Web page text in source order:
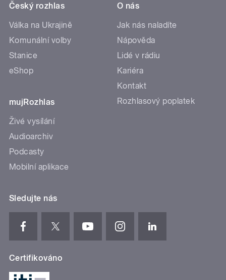
Český rozhlas
Válka na Ukrajině
Komunální volby
Stanice
eShop
mujRozhlas
Živé vysílání
Audioarchiv
Podcasty
Mobilní aplikace
O nás
Jak nás naladíte
Nápověda
Lidé v rádiu
Kariéra
Kontakt
Rozhlasový poplatek
Sledujte nás
Certifikováno